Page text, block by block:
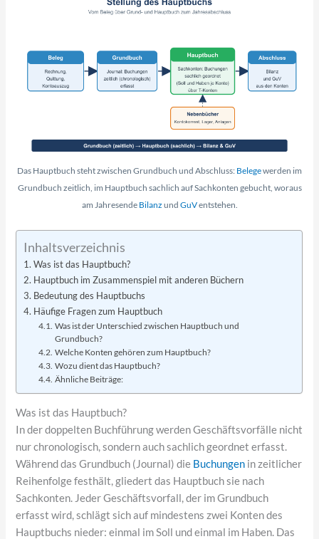
Das Hauptbuch steht zwischen Grundbuch und Abschluss: Belegewerden im
Grundbuch zeitlich, im Hauptbuch sachlich auf Sachkonten gebucht, woraus
am Jahresende Bilanz und GuVentstehen.
Inhaltsverzeichnis
Was ist das Hauptbuch?
Hauptbuch im Zusammenspiel mit anderen Büchern
Bedeutung des Hauptbuchs
Häufige Fragen zum Hauptbuch
Was ist der Unterschied zwischen Hauptbuch und
Grundbuch?
Welche Konten gehören zum Hauptbuch?
Wozu dient das Hauptbuch?
Ähnliche Beiträge:
Was ist das Hauptbuch?
In der doppelten Buchführung werden Geschäftsvorfälle nicht
nur chronologisch, sondern auch sachlich geordnet erfasst.
Während das Grundbuch (Journal) die Buchungen in zeitlicher
Reihenfolge festhält, gliedert das Hauptbuch sie nach
Sachkonten. Jeder Geschäftsvorfall, der im Grundbuch
erfasst wird, schlägt sich auf mindestens zwei Konten des
Hauptbuchs nieder: einmal im Soll und einmal im Haben. Das